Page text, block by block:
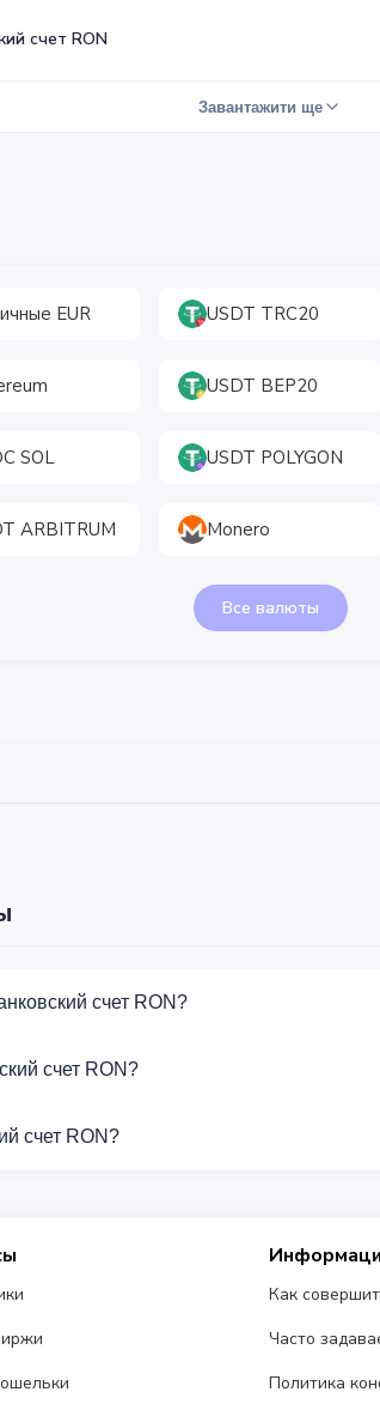
счет RON
Завантажити ще
EUR USDT TRC20
USDT BEP20
SOL USDT POLYGON
ARBITRUM Monero
Все валюты
счет RON?
счет RON?
счет RON?
Как
Часто
Политика